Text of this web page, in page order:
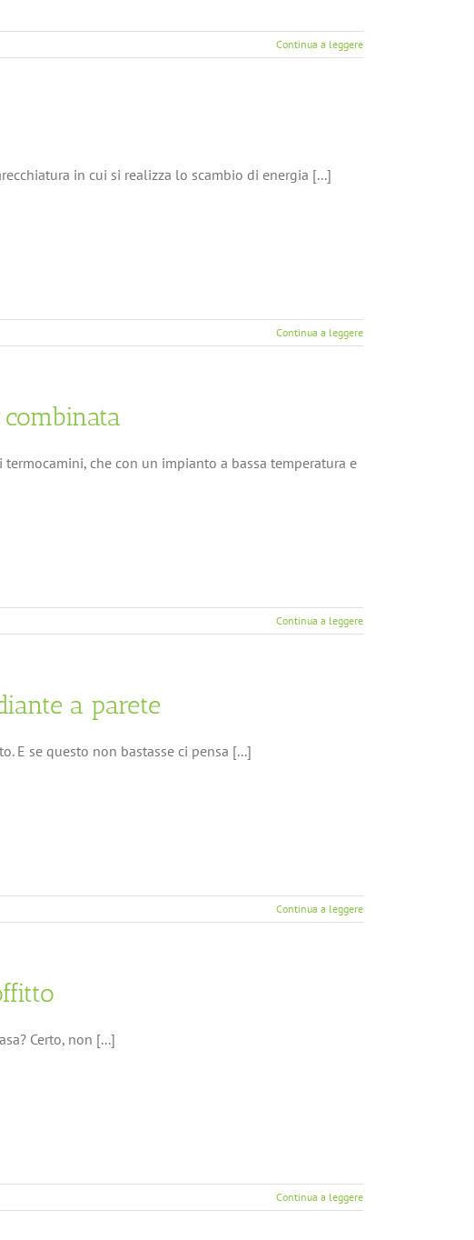
Continua a leggere
in cui si realizza lo scambio di energia [...]
Continua a leggere
che con un impianto a bassa temperatura e
Continua a leggere
a parete
E se questo non bastasse ci pensa [...]
Continua a leggere
Certo, non [...]
Continua a leggere